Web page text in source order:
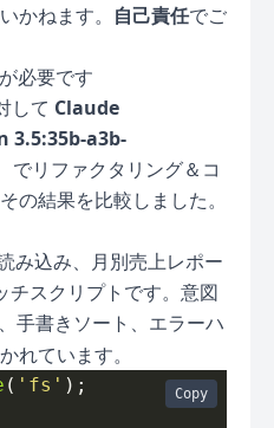
かねます。 自己責任でご
必要です
して Claude
3.5:35b-a3b-
でリファクタリング＆コ
の結果を比較しました。
み込み、月別売上レポー
チスクリプトです。意図
、手書きソート、エラーハ
れています。
( 'fs' Copy